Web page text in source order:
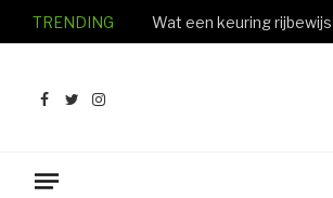
TRENDING
Facebook
TwitterInstagram